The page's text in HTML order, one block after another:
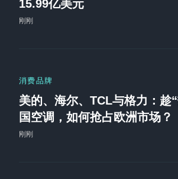
15.99亿美元
刚刚
消费品牌
美的、海尔、TCL与格力：趁
国空调，如何抢占欧洲市场？
刚刚